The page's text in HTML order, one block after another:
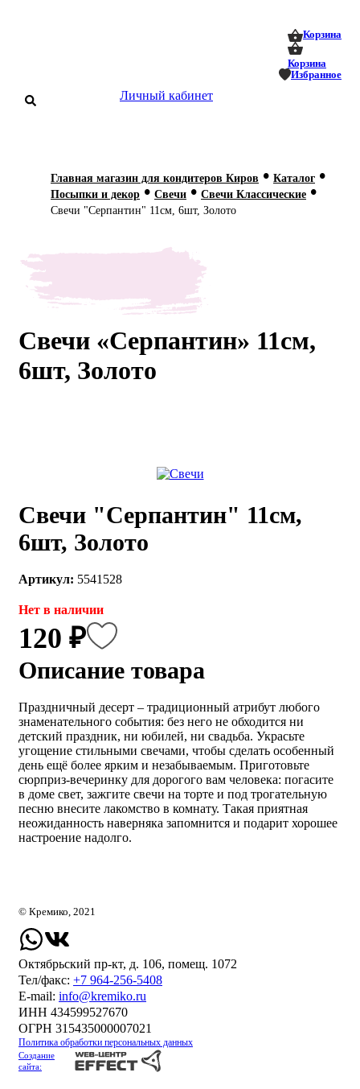
Корзина
Корзина
Избранное
Личный кабинет
О нас
Мастер-
106
256-54-
Главная магазин для кондитеров Киров • Каталог •
Посыпки и декор • Свечи • Свечи Классические •
Свечи "Серпантин" 11см, 6шт, Золото
Свечи «Серпантин» 11см,
6шт, Золото
Свечи "Серпантин" 11см,
6шт, Золото
Артикул: 5541528
Нет в наличии
120 ₽
Описание товара
Праздничный десерт – традиционный атрибут любого
знаменательного события: без него не обходится ни
детский праздник, ни юбилей, ни свадьба. Украсьте
угощение стильными свечами, чтобы сделать особенный
день ещё более ярким и незабываемым. Приготовьте
сюрприз-вечеринку для дорогого вам человека: погасите
в доме свет, зажгите свечи на торте и под трогательную
песню внесите лакомство в комнату. Такая приятная
неожиданность наверняка запомнится и подарит хорошее
настроение надолго.
© Кремико, 2021
Октябрьский пр-кт, д. 106, помещ. 1072
Тел/факс: +7 964-256-5408
Е-mail: info@kremiko.ru
ИНН 434599527670
ОГРН 315435000007021
Политика обработки персональных данных
Создание
сайта: